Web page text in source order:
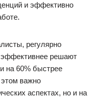
и эффективно
регулярно
решают
на 60% быстрее
важно
аспектах, но и на